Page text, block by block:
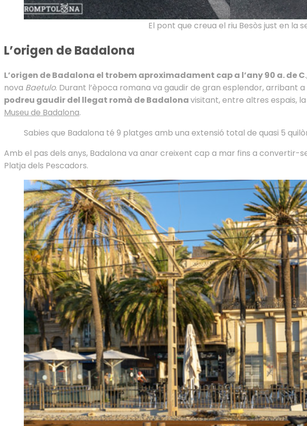
El pont que creua el riu Besòs just en la
L’origen de Badalona
L’origen de Badalona el trobem aproximadament cap a l’any 90 a. de C
nova Baetulo. Durant l’època romana va gaudir de gran esplendor, arribant
podreu gaudir del llegat romà de Badalonavisitant, entre altres espais,
Museu de Badalona.
Sabies que Badalona té 9 platges amb una extensió total de quasi 5
Amb el pas dels anys, Badalona va anar creixent cap a mar fins a convertir-
Platja dels Pescadors.